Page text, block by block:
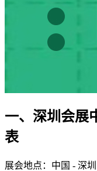
一、深圳会展
表
展会地点：中国 - 深